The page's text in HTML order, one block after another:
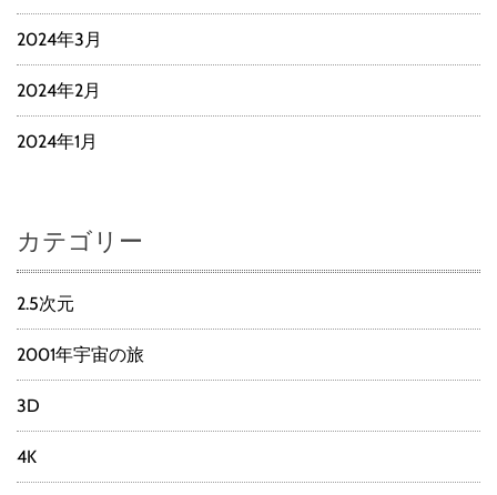
2024年3月
2024年2月
2024年1月
カテゴリー
2.5次元
2001年宇宙の旅
3D
4K